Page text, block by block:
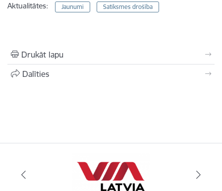
Aktualitātes: Jaunumi Satiksmes drošība
Drukāt lapu
Dalīties